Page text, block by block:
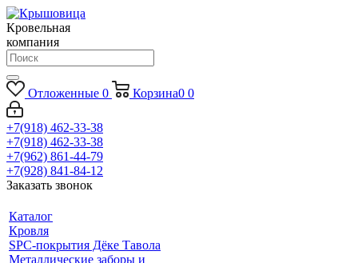
Кровельная
компания
Отложенные 0 Корзина0 0
+7(918) 462-33-38
+7(918) 462-33-38
+7(962) 861-44-79
+7(928) 841-84-12
Заказать звонок
Каталог
Кровля
SPC-покрытия Дёке Тавола
Металлические заборы и